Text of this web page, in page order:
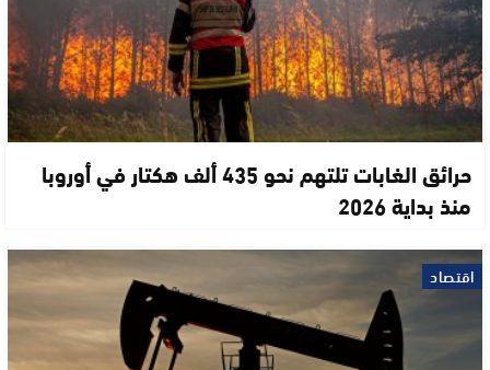
حرائق الغابات تلتهم نحو 435 ألف هكتار في أوروبا
منذ بداية 2026
اقتصاد